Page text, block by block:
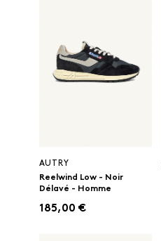
AUTRY
Reelwind Low - Noir
Délavé - Homme
185,00 €